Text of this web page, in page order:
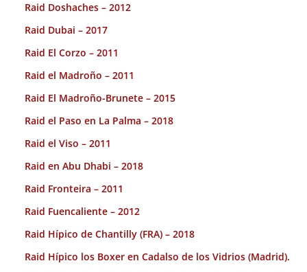
Raid Doshaches – 2012
Raid Dubai – 2017
Raid El Corzo – 2011
Raid el Madroño – 2011
Raid El Madroño-Brunete – 2015
Raid el Paso en La Palma – 2018
Raid el Viso – 2011
Raid en Abu Dhabi – 2018
Raid Fronteira – 2011
Raid Fuencaliente – 2012
Raid Hípico de Chantilly (FRA) – 2018
Raid Hípico los Boxer en Cadalso de los Vidrios (Madrid).